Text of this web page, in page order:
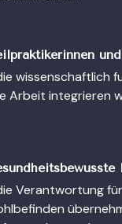
wissenschaftlich
Arbeit integrieren
Verantwortung